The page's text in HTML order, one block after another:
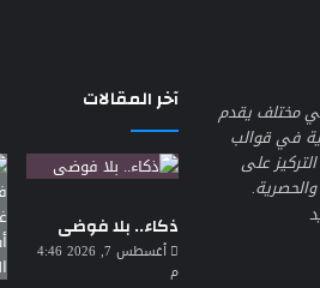
مختلف يقدم
في قوالب
على
آخر المقالات
ذكاء.. بلا فوضى
أغسطس 7, 2026 4:46
م